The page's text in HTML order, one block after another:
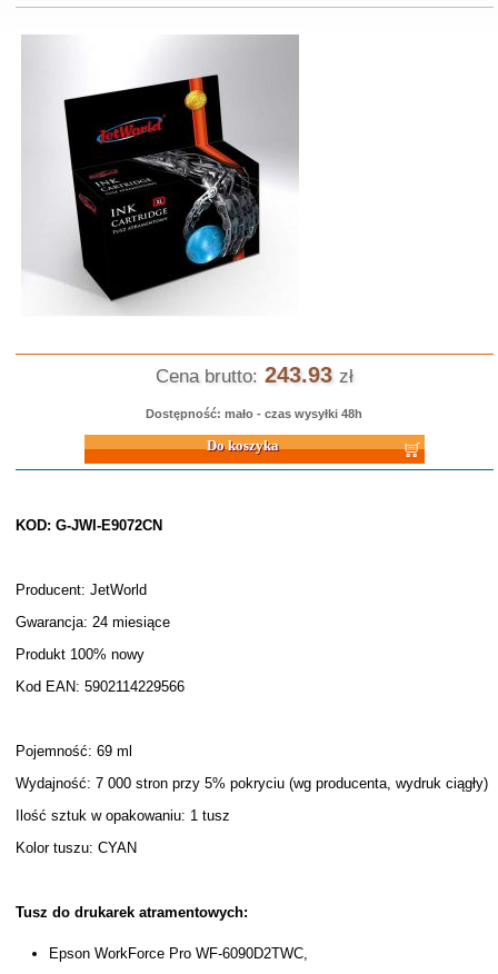
Cena brutto: 243.93 zł
Dostępność: mało - czas wysyłki 48h
Do koszyka
KOD: G-JWI-E9072CN
Producent: JetWorld
Gwarancja: 24 miesiące
Produkt 100% nowy
Kod EAN: 5902114229566
Pojemność: 69 ml
Wydajność: 7 000 stron przy 5% pokryciu (wg producenta, wydruk ciągły)
Ilość sztuk w opakowaniu: 1 tusz
Kolor tuszu: CYAN
Tusz do drukarek atramentowych:
Epson WorkForce Pro WF-6090D2TWC,